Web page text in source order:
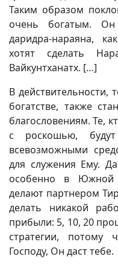
Таким образом
очень богатым.
даридра-нараяна,
хотят сделать
Вайкунтханатх. […]
В действительности,
богатстве, также
благословениям. Те,
с роскошью,
всевозможными
для служения Ему.
особенно в Южной
делают партнером
делать никакой
прибыли: 5, 10, 20
стратегии,
Господу, Он даст тебе.